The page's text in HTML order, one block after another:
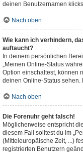
deinen Benutzernamen
Nach oben
Wie kann ich verhindern,
auftaucht?
In deinem persönlichen
„Meinen Online-Status
Option einschaltest, können
deinen Online-Status
Nach oben
Die Forenuhr geht falsch!
Möglicherweise entspricht
diesem Fall solltest du im
(Mitteleuropäische Zeit, ...)
registrierten Benutzern